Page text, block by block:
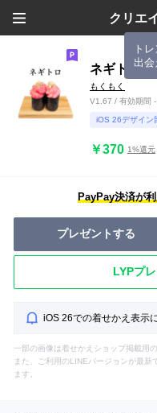
クリエ
ト
出会
ネギトロ
もくもく
V1.67 / 有効期間 -
iOS 26デザイン
￥370 1%還元
PayPay決済が
プレゼントする
LYPプ
iOS 26での着せかえ表示
一部の画像は着せかえショップ掲載用
また、ご利用のLINEバージョンが最新
ます。